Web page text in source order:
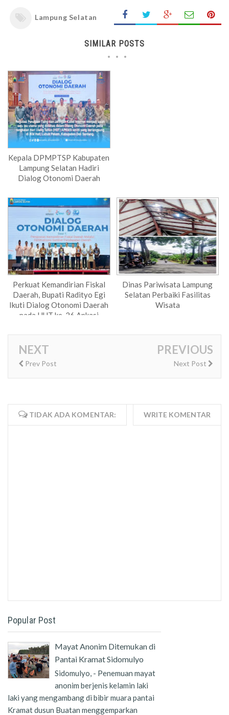
Lampung Selatan
SIMILAR POSTS
Kepala DPMPTSP Kabupaten
Lampung Selatan Hadiri
Dialog Otonomi Daerah
Perkuat Kemandirian Fiskal
Daerah, Bupati Radityo Egi
Ikuti Dialog Otonomi Daerah
pada HUT ke-26 Apkasi
Dinas Pariwisata Lampung
Selatan Perbaiki Fasilitas
Wisata
NEXT
Prev Post
PREVIOUS
Next Post
TIDAK ADA KOMENTAR: WRITE KOMENTAR
Popular Post
Mayat Anonim Ditemukan di
Pantai Kramat Sidomulyo
Sidomulyo, - Penemuan mayat
anonim berjenis kelamin laki
laki yang mengambang di bibir muara pantai
Kramat dusun Buatan menggemparkan